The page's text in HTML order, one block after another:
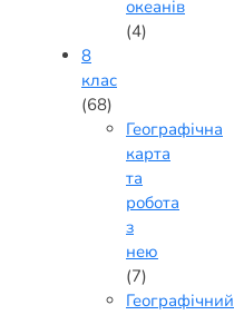
океанів
(4)
8
клас
(68)
Географічна
карта
та
робота
з
нею
(7)
Географічний